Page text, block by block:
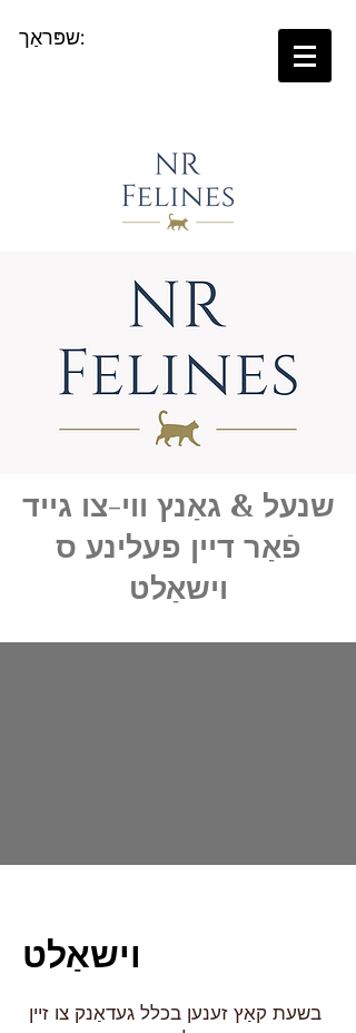
שפּראַך:
שנעל & גאַנץ ווי-צו גייד
פֿאַר דיין פעלינע ס
וישאַלט
וישאַלט
בשעת קאַץ זענען בכלל געדאַנק צו זיין